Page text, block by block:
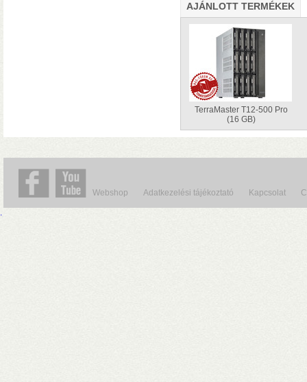
AJÁNLOTT TERMÉKEK
TerraMaster T12-500 Pro
(16 GB)
Webshop Adatkezelési tájékoztató Kapcsolat
.